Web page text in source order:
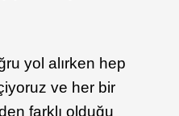
yol alırken hep
ve her bir
farklı olduğu